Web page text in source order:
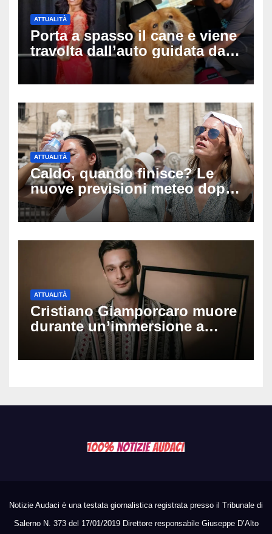
ATTUALITÀ
Porta a spasso il cane e viene
travolta dall’auto guidata da
due bambini di 4 e 6 anni: l’ex
miss Kiara Bowling lotta tra la
ATTUALITÀ
Caldo, quando finisce? Le
nuove previsioni meteo dopo
Ferragosto: ecco quando
potrebbe arrivare la svolta
ATTUALITÀ
Cristiano Giamporcaro muore
durante un’immersione a
Lampedusa: aperta
un’inchiesta per omicidio
Notizie Audaci è una testata giornalistica registrata presso il Tribunale di
Salerno N. 373 del 17/01/2019 Direttore responsabile Giuseppe D’Alto